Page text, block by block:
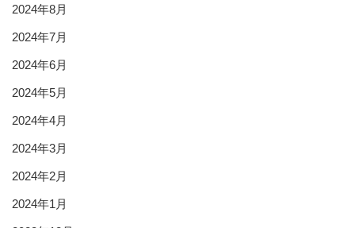
2024年8月
2024年7月
2024年6月
2024年5月
2024年4月
2024年3月
2024年2月
2024年1月